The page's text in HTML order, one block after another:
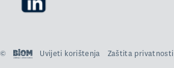
© Uvijeti korištenja Zaštita privatnosti